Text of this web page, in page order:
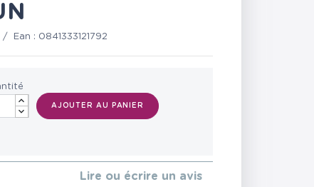
/ Ean : 0841333121792
AJOUTER AU PANIER
Lire ou écrire un avis